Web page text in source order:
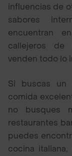
influencias de
sabores
encuentran
callejeros de
venden todo lo
Si buscas un
comida
no busques
restaurantes
puedes
cocina